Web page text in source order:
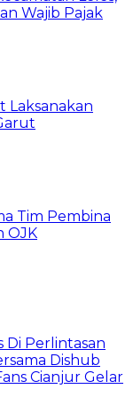
Wajib Pajak
Laksanakan
Tim Pembina
OJK
Di Perlintasan
Dishub
Cianjur Gelar